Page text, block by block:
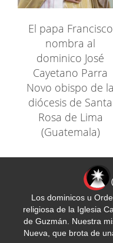
El papa Francisco
nombra al
dominico José
Cayetano Parra
Novo obispo de la
diócesis de Santa
Rosa de Lima
(Guatemala)
Los dominicos u
religiosa de la Iglesia
de Guzmán. Nuestra
Nueva, que brota de